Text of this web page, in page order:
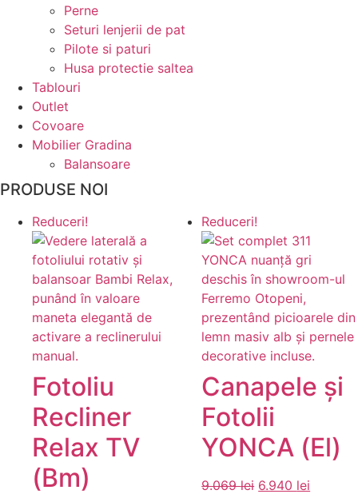
Perne
Seturi lenjerii de pat
Pilote si paturi
Husa protectie saltea
Tablouri
Outlet
Covoare
Mobilier Gradina
Balansoare
PRODUSE NOI
Reduceri!
Fotoliu
Recliner
Relax TV
(Bm)
Reduceri!
Canapele și
Fotolii
YONCA (El)
9.069lei Prețul
6.940 lei